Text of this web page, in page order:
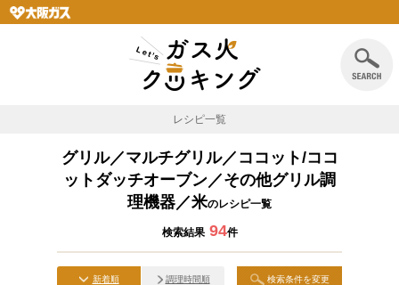
レシピ一覧
グリル／マルチグリル／ココット/ココ
ットダッチオーブン／その他グリル調
理機器／米のレシピ一覧
検索結果 94件
新着順 調理時間順 検索条件を変更